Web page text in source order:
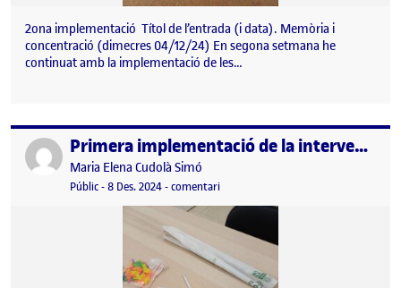
2ona implementació Títol de l’entrada (i data). Memòria i
concentració (dimecres 04/12/24) En segona setmana he
continuat amb la implementació de les…
Publicat per Primera implementació de la intervenció
Publicat per
Maria Elena Cudolà Simó
Visibilitat:
Públic-Data de publicació
8 Des. 202411 gener, 2025 4:34 pm
-comentariel Primera implementació de la